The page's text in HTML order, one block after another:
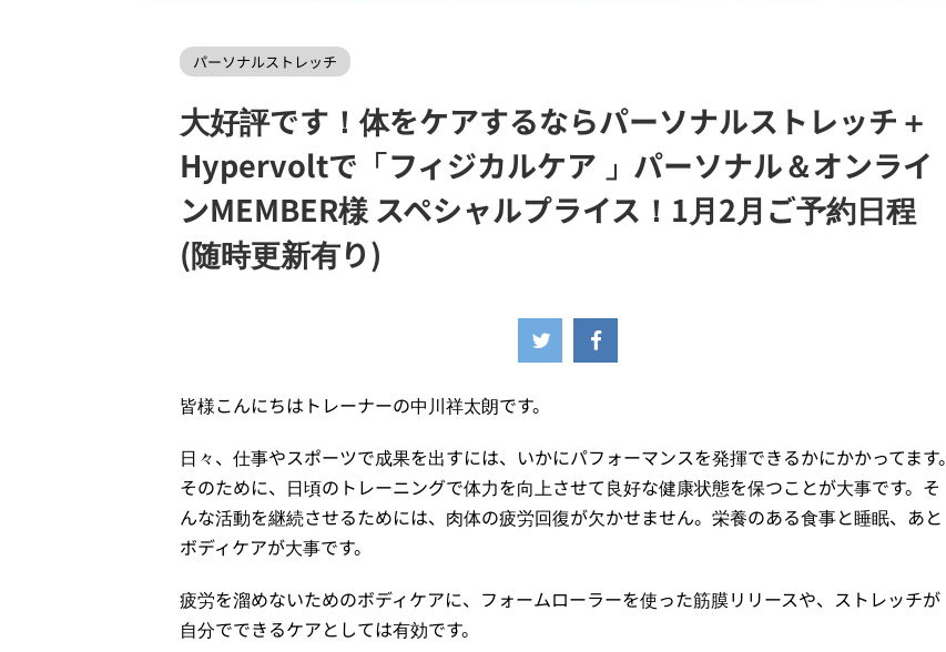
パーソナルストレッチ
大好評です！体をケアするならパーソナルストレッチ＋
Hypervoltで「フィジカルケア 」パーソナル＆オンライ
ンMEMBER様 スペシャルプライス！1月2月ご予約日程
(随時更新有り)
皆様こんにちはトレーナーの中川祥太朗です。
日々、仕事やスポーツで成果を出すには、いかにパフォーマンスを発揮できるかにかかってます。
そのために、日頃のトレーニングで体力を向上させて良好な健康状態を保つことが大事です。そ
んな活動を継続させるためには、肉体の疲労回復が欠かせません。栄養のある食事と睡眠、あと
ボディケアが大事です。
疲労を溜めないためのボディケアに、フォームローラーを使った筋膜リリースや、ストレッチが
自分でできるケアとしては有効です。